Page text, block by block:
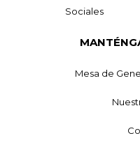
Sociales
Mesa de